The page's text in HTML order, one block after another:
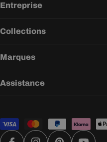
Entreprise
Collections
Marques
Assistance
Modes
de